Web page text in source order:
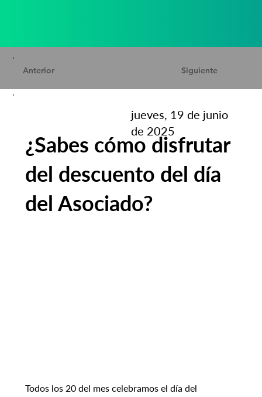
Siguiente
Anterior
jueves, 19 de junio
de 2025
¿Sabes cómo disfrutar
del descuento del día
del Asociado?
Todos los 20 del mes celebramos el día del